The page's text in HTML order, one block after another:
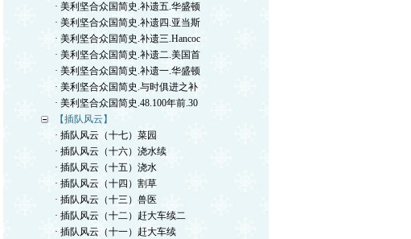
· 美利坚合众国简史.补遗五.华盛顿
· 美利坚合众国简史.补遗四.亚当斯
· 美利坚合众国简史.补遗三.Hancoc
· 美利坚合众国简史.补遗二.美国首
· 美利坚合众国简史.补遗一.华盛顿
· 美利坚合众国简史.与时俱进之补
· 美利坚合众国简史.48.100年前.30
【插队风云】
· 插队风云（十七）菜园
· 插队风云（十六）浇水续
· 插队风云（十五）浇水
· 插队风云（十四）割草
· 插队风云（十三）兽医
· 插队风云（十二）赶大车续二
· 插队风云（十一）赶大车续